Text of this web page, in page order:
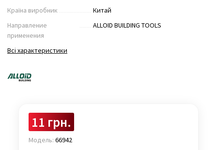
Країна виробник
Китай
Направление
применения
ALLOID BUILDING TOOLS
Всі характеристики
11 грн.
Модель: 66942